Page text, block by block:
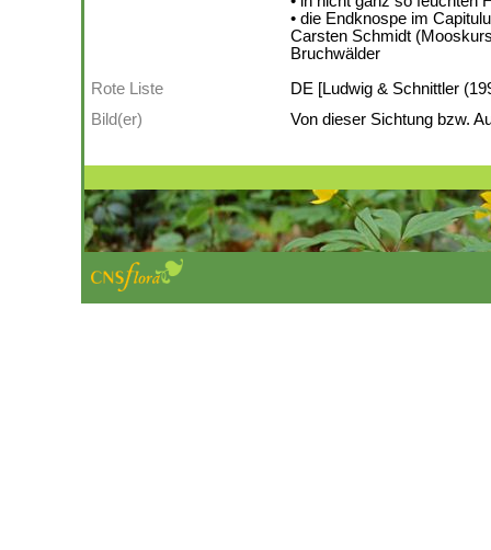
• die Endknospe im
Carsten Schmidt
Bruchwälder
Rote Liste
DE [Ludwig & Schnittler
Bild(er)
Von dieser Sichtung bzw.